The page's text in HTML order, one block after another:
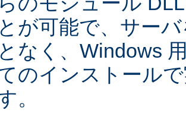
が可能で、サー
なく、Windows
のインストール
。